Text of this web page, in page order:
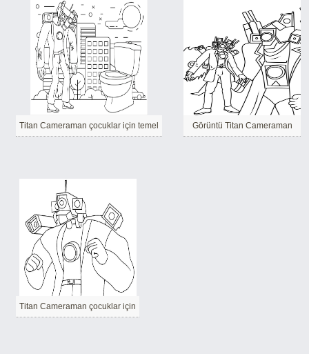
Titan Cameraman çocuklar için temel Görüntü Titan Cameraman
Titan Cameraman çocuklar için